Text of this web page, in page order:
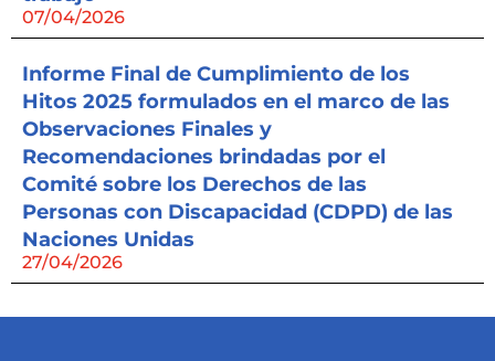
07/04/2026
Informe Final de Cumplimiento de los
Hitos 2025 formulados en el marco de las
Observaciones Finales y
Recomendaciones brindadas por el
Comité sobre los Derechos de las
Personas con Discapacidad (CDPD) de las
Naciones Unidas
27/04/2026